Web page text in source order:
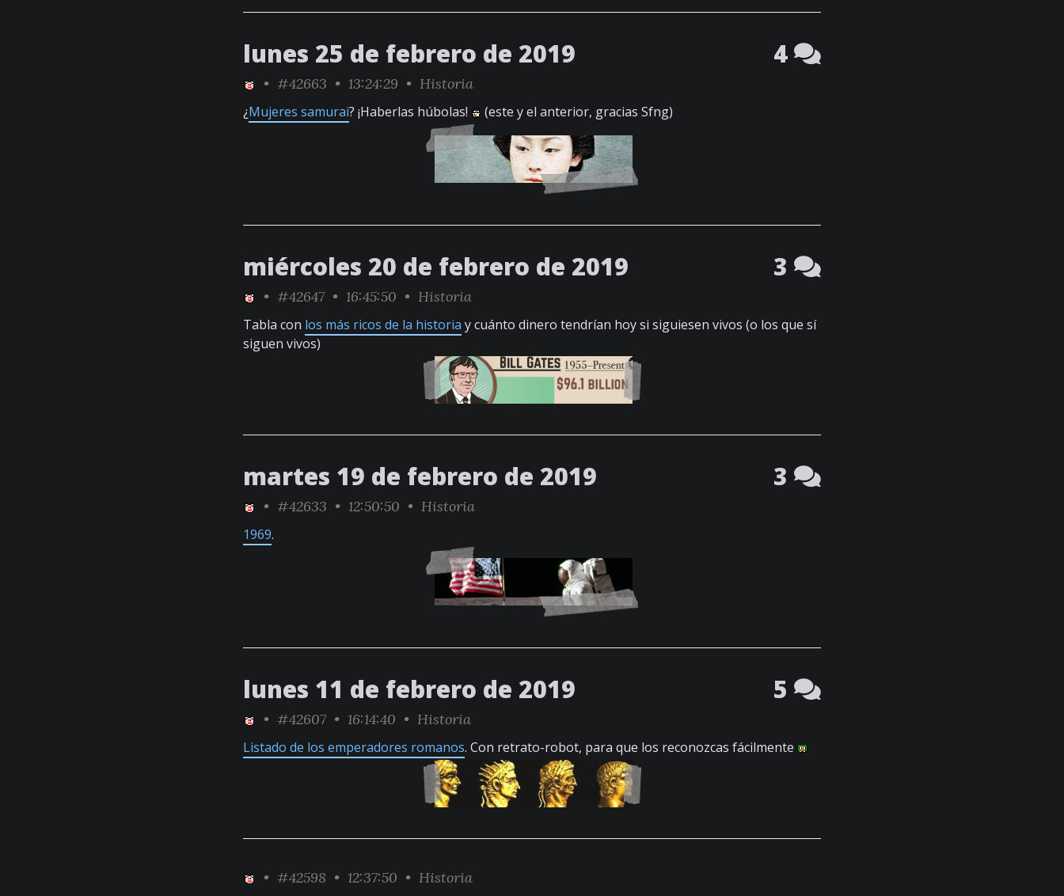
lunes 25 de febrero de 2019 4
• #42663 • 13:24:29 • Historia
¿Mujeres samurai? ¡Haberlas húbolas! (este y el anterior, gracias Sfng)
miércoles 20 de febrero de 2019 3
• #42647 • 16:45:50 • Historia
Tabla con los más ricos de la historia y cuánto dinero tendrían hoy si siguiesen vivos (o los que sí
siguen vivos)
martes 19 de febrero de 2019 3
• #42633 • 12:50:50 • Historia
1969.
lunes 11 de febrero de 2019 5
• #42607 • 16:14:40 • Historia
Listado de los emperadores romanos. Con retrato-robot, para que los reconozcas fácilmente
• #42598 • 12:37:50 • Historia